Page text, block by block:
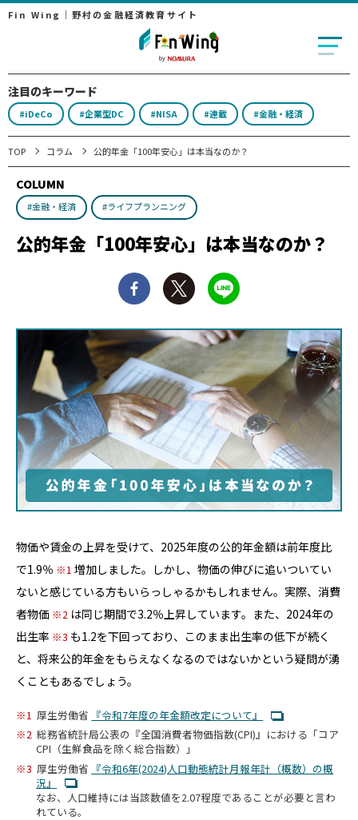
Fin Wing｜野村の金融経済教育サイト
注目のキーワード
#iDeCo #企業型DC #NISA #連載 #金融・経済
TOP コラム 公的年金「100年安心」は本当なのか？
COLUMN
#金融・経済 #ライフプランニング
公的年金「100年安心」は本当なのか？
物価や賃金の上昇を受けて、2025年度の公的年金額は前年度比
で1.9％
1 増加しました。しかし、物価の伸びに追いついてい
ないと感じている方もいらっしゃるかもしれません。実際、消費
者物価
2 は同じ期間で3.2％上昇しています。また、2024年の
出生率
3 も1.2を下回っており、このまま出生率の低下が続く
と、将来公的年金をもらえなくなるのではないかという疑問が湧
くこともあるでしょう。
1 厚生労働省 『令和7年度の年金額改定について』
2 総務省統計局公表の『全国消費者物価指数(CPI)』における「コア
CPI（生鮮食品を除く総合指数）」
3 厚生労働省 『令和6年(2024)人口動態統計月報年計（概数）の概
況』
なお、人口維持には当該数値を2.07程度であることが必要と言わ
れている。